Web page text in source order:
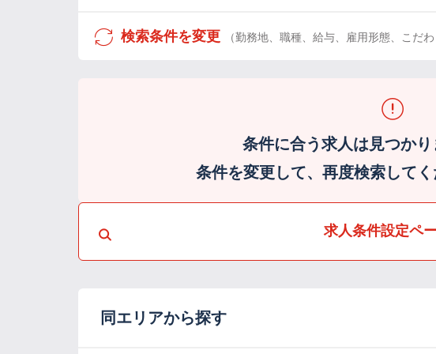
検索条件を変更 （勤務地、職種、給与、雇用形態、こだわ
条件に合う求人は見つかり
条件を変更して、再度検索してく
求人条件設定ペ
同エリアから探す